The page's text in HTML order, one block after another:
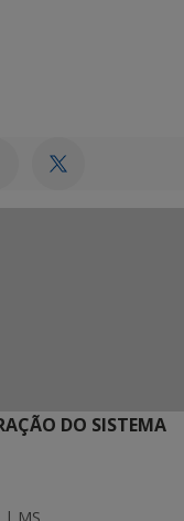
DO SISTEMA